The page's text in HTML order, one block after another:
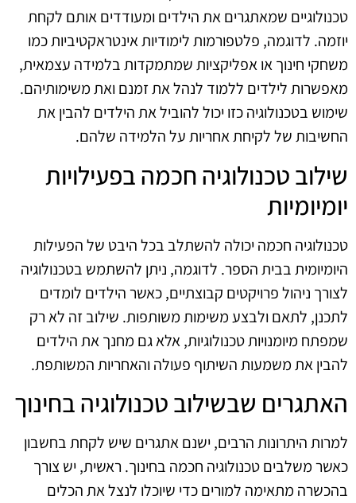
טכנולוגיים שמאתגרים את הילדים ומעודדים אותם לקחת
יוזמה. לדוגמה, פלטפורמות לימודיות אינטראקטיביות כמו
משחקי חינוך או אפליקציות שמתמקדות בלמידה עצמאית,
מאפשרות לילדים ללמוד לנהל את זמנם ואת משימותיהם.
שימוש בטכנולוגיה כזו יכול להוביל את הילדים להבין את
החשיבות של לקיחת אחריות על הלמידה שלהם.
שילוב טכנולוגיה חכמה בפעילויות
יומיומיות
טכנולוגיה חכמה יכולה להשתלב בכל היבט של הפעילות
היומיומית בבית הספר. לדוגמה, ניתן להשתמש בטכנולוגיה
לצורך ניהול פרויקטים קבוצתיים, כאשר הילדים לומדים
לתכנן, לתאם ולבצע משימות משותפות. שילוב זה לא רק
שמפתח מיומנויות טכנולוגיות, אלא גם מחנך את הילדים
להבין את משמעות השיתוף פעולה והאחריות המשותפת.
האתגרים שבשילוב טכנולוגיה בחינוך
למרות היתרונות הרבים, ישנם אתגרים שיש לקחת בחשבון
כאשר משלבים טכנולוגיה חכמה בחינוך. ראשית, יש צורך
בהכשרה מתאימה למורים כדי שיוכלו לנצל את הכלים